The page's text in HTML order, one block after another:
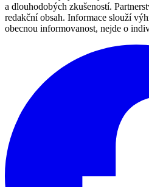
a dlouhodobých zkušeností.
redakční obsah. Informace slouží
obecnou informovanost, nejde o